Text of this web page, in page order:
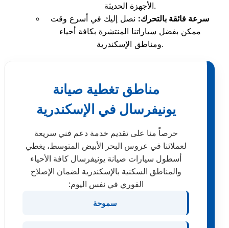
الأجهزة الحديثة.
سرعة فائقة بالتحرك: نصل إليك في أسرع وقت
ممكن بفضل سياراتنا المنتشرة بكافة أحياء
ومناطق الإسكندرية.
مناطق تغطية صيانة
يونيفرسال في الإسكندرية
حرصاً منا على تقديم خدمة دعم فني سريعة
لعملائنا في عروس البحر الأبيض المتوسط، يغطي
أسطول سيارات صيانة يونيفرسال كافة الأحياء
والمناطق السكنية بالإسكندرية لضمان الإصلاح
الفوري في نفس اليوم:
سموحة